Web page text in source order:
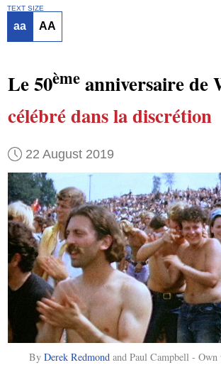
TEXT SIZE
aa AA
Le 50èmeanniversaire de
célébré dans la discrétion
22 August 2019
ByDerek Redmond and Paul Campbell -Own